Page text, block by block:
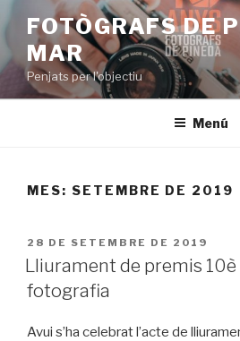
al
contingut
FOTÒGRAFS DE
MAR
Penjats per l'objectiu
Menú
MES: SETEMBRE DE 2019
PUBLICAT
A
28 DE SETEMBRE DE 2019
Lliurament de premis
fotografia
Avui s’ha celebrat l’acte de